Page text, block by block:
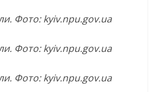
Фото: kyiv.npu.gov.ua
Фото: kyiv.npu.gov.ua
Фото: kyiv.npu.gov.ua